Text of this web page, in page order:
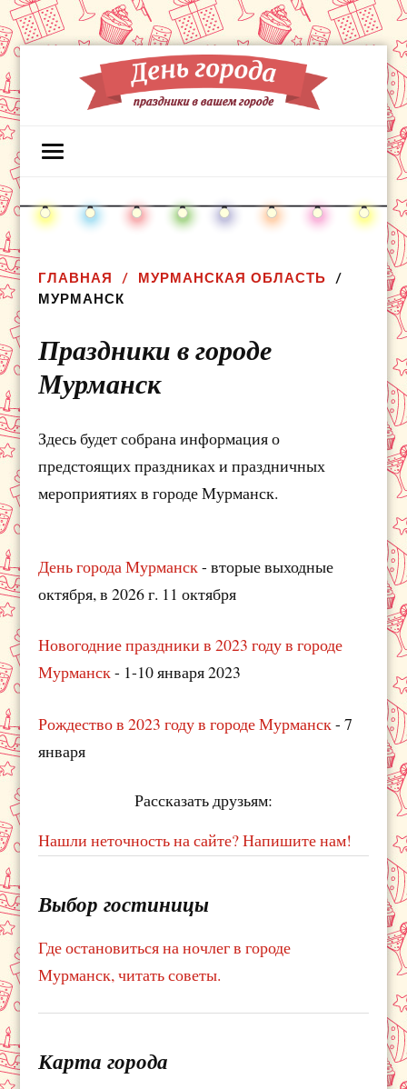
ГЛАВНАЯ
МУРМАНСКАЯ ОБЛАСТЬ
МУРМАНСК
Праздники в городе
Мурманск
Здесь будет собрана информация о
предстоящих праздниках и праздничных
мероприятиях в городе Мурманск.
День города Мурманск- вторые выходные
октября, в 2026 г. 11 октября
Новогодние праздники в 2023 году в городе
Мурманск- 1-10 января 2023
Рождество в 2023 году в городе Мурманск- 7
января
Рассказать друзьям:
Нашли неточность на сайте? Напишите нам!
Выбор гостиницы
Где остановиться на ночлег в городе
Мурманск, читать советы.
Карта города